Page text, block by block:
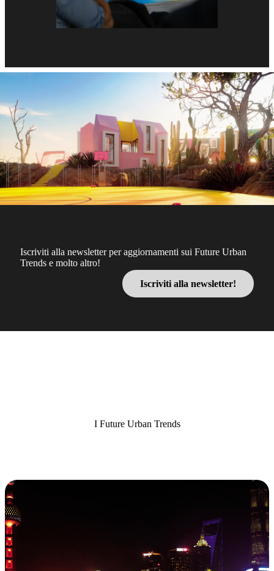
Iscriviti alla newsletter per aggiornamenti sui Future Urban
Trends e molto altro!
Iscriviti alla newsletter!
I Future Urban Trends